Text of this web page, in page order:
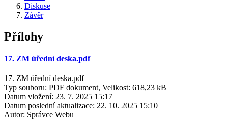
Diskuse
Závěr
Přílohy
17. ZM úřední deska.pdf
17. ZM úřední deska.pdf
Typ souboru: PDF dokument, Velikost: 618,23 kB
Datum vložení: 23. 7. 2025 15:17
Datum poslední aktualizace: 22. 10. 2025 15:10
Autor: Správce Webu